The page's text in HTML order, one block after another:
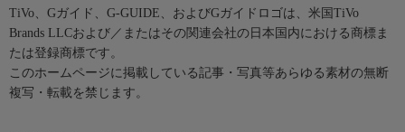
TiVo、Gガイド、G-GUIDE、およびGガイドロゴは、米国TiVo
Brands LLCおよび／またはその関連会社の日本国内における商標ま
たは登録商標です。
このホームページに掲載している記事・写真等あらゆる素材の無断
複写・転載を禁じます。